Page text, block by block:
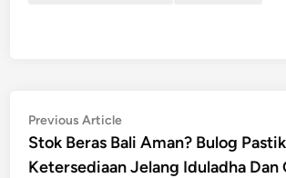
Post
navigation
Previous ArticlePrevious
article:
Stok Beras Bali Aman? Bulog
Ketersediaan Jelang Iduladha Dan